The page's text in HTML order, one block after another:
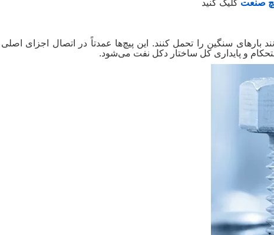
صنعت کلیک کنید
بارهای سنگین را تحمل کنند. این پیچ‌ها عمدتاً در اتصال اجزای
و پایداری کل ساختار دکل نفت می‌شود.